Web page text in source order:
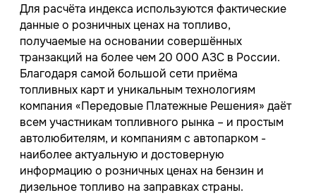
Для расчёта индекса используются фактические
данные о розничных ценах на топливо,
получаемые на основании совершённых
транзакций на более чем 20 000 АЗС в России.
Благодаря самой большой сети приёма
топливных карт и уникальным технологиям
компания «Передовые Платежные Решения» даёт
всем участникам топливного рынка – и простым
автолюбителям, и компаниям с автопарком -
наиболее актуальную и достоверную
информацию о розничных ценах на бензин и
дизельное топливо на заправках страны.